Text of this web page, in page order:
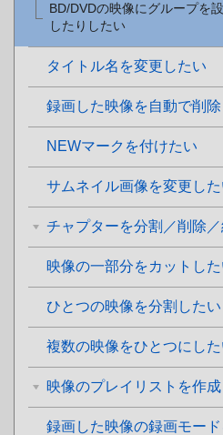
BD/DVDの映像にグループを
したりしたい
タイトル名を変更したい
録画した映像を自動で削
NEWマークを付けたい
サムネイル画像を変更した
チャプターを分割／削除
映像の一部分をカットし
ひとつの映像を分割したい
複数の映像をひとつにした
映像のプレイリストを作
録画した映像の録画モー